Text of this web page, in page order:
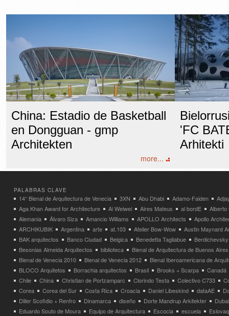
China: Estadio de Basketball
en Dongguan - gmp
Architekten
more...
'FC
Arhitekti
PALABRAS CLAVE
14° Bienal de Arquitectura de Venecia 3XN Abu Dhabi Adamo-Faiden
Aga Khan Award for Architecture
Ai Weiwei Aires Mateus al bordE
Alberto
Alemania
Álvaro Siza Amancio Williams APOLLO Architects
Apollo
ARCHIKUBIK
Argentina arte at.103 Atelier Bow-Wow
Austin Maynard
BAK arquitectos
Banco Ciudad Belgica Benedetta Tagliabue
Besonias Almeida Arquitectos
biblioteca
Bienal de Arquitectura de Buenos Aires
Bienal de Venecia 2010
Bienal de Venecia 2012
Bienal Iberoamericana de
BLOCO Arquitetos
Borrachia arquitectos Brasil Brooks + Scarpa
Canadá
Chile
China Christian de Portzamparc Clorindo Testa Colectivo C733
Corea
Corea del Sur Costa Rica Croacia Daniel Libeskind dataAE
Diller Scofidio + Renfro
Dinamarca diseño Dorte Mandrup Arkitekter
Dubai
Eduardo Souto de Moura
Equipo de Arquitectura Escocia escuela